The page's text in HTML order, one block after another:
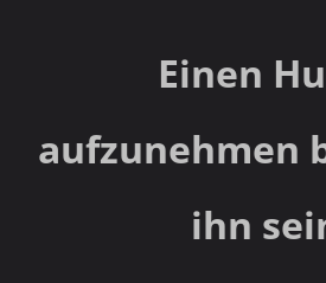
Einen
aufzunehmen
ihn